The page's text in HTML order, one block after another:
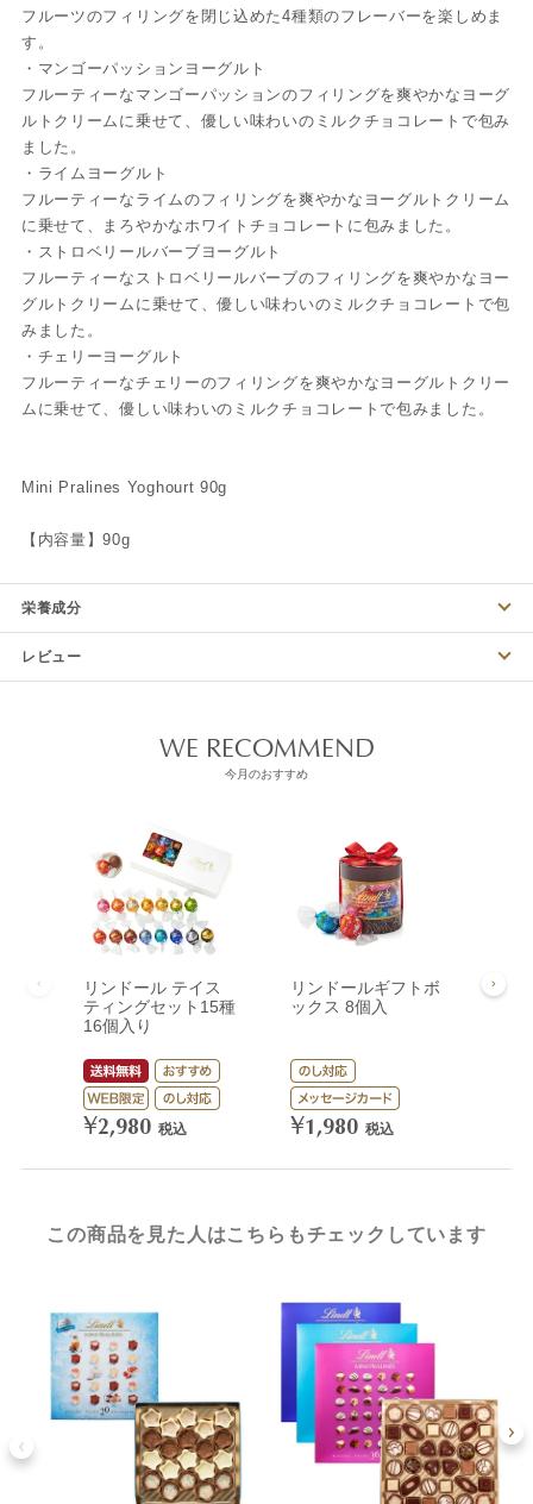
フルーツのフィリングを閉じ込めた4種類のフレーバーを楽しめま
す。
・マンゴーパッションヨーグルト
フルーティーなマンゴーパッションのフィリングを爽やかなヨーグ
ルトクリームに乗せて、優しい味わいのミルクチョコレートで包み
ました。
・ライムヨーグルト
フルーティーなライムのフィリングを爽やかなヨーグルトクリーム
に乗せて、まろやかなホワイトチョコレートに包みました。
・ストロベリールバーブヨーグルト
フルーティーなストロベリールバーブのフィリングを爽やかなヨー
グルトクリームに乗せて、優しい味わいのミルクチョコレートで包
みました。
・チェリーヨーグルト
フルーティーなチェリーのフィリングを爽やかなヨーグルトクリー
ムに乗せて、優しい味わいのミルクチョコレートで包みました。
Mini Pralines Yoghourt 90g
【内容量】90g
栄養成分
レビュー
WE RECOMMEND
今月のおすすめ
リンドール テイス
ティングセット15種
16個入り
¥2,980 税込
リンドールギフトボ
ックス 8個入
¥1,980 税込
リ
この商品を見た人はこちらもチェックしています